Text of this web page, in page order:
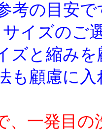
考の目安
サイズのご
ズと縮み
も顧慮に
、一発目